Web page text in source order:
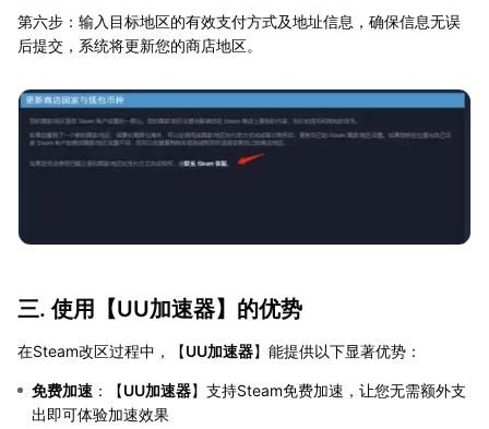
第六步：输入目标地区的有效支付方式及地址信息，确保信息无误
后提交，系统将更新您的商店地区。
三. 使用【UU加速器】的优势
在Steam改区过程中，【UU加速器】能提供以下显著优势：
免费加速 ：【UU加速器】支持Steam免费加速，让您无需额外支
出即可体验加速效果